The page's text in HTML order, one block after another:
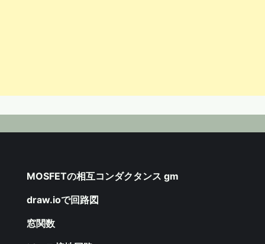
MOSFETの相互コンダクタンス gm
draw.ioで回路図
窓関数